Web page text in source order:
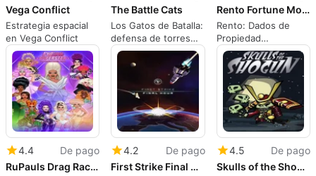
Vega Conflict
Estrategia espacial
en Vega Conflict
The Battle Cats
Los Gatos de Batalla:
defensa de torres
peculiar con
mecánicas de
colección profundas
Rento Fortune Monolit
Rento: Dados de
Propiedad
Multijugador con
Torres Verticales
4.4
De pago
RuPauls Drag Race Superstar
4.2
De pago
First Strike Final Hour
4.5
De pago
Skulls of the Shogun